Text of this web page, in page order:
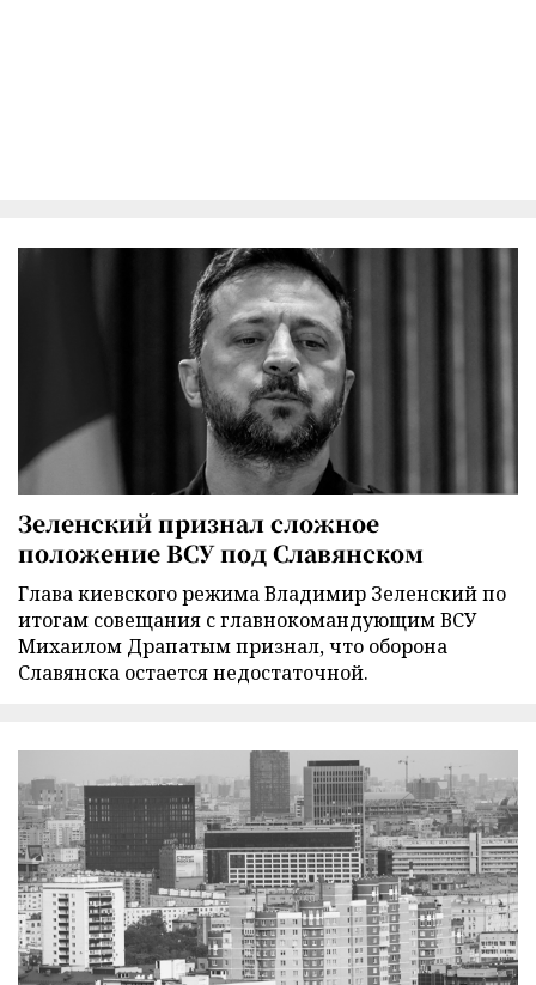
Зеленский признал сложное
положение ВСУ под Славянском
Глава киевского режима Владимир Зеленский по
итогам совещания с главнокомандующим ВСУ
Михаилом Драпатым признал, что оборона
Славянска остается недостаточной.